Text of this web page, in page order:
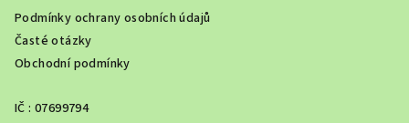
Podmínky ochrany osobních údajů
Časté otázky
Obchodní podmínky
IČ : 07699794